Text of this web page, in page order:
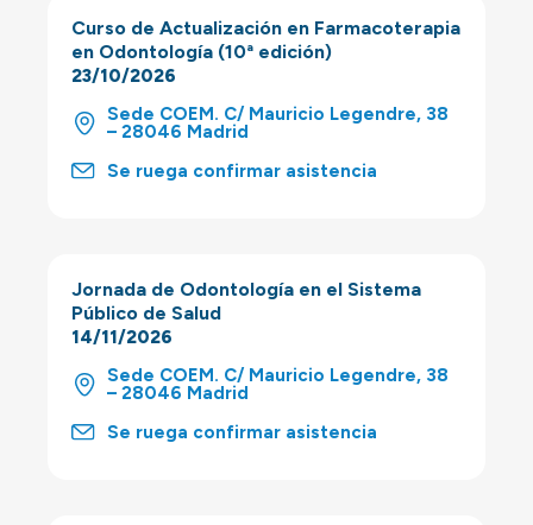
Curso de Actualización en Farmacoterapia
en Odontología (10ª edición)
23/10/2026
Sede COEM. C/ Mauricio Legendre, 38
– 28046 Madrid
Se ruega confirmar asistencia
Jornada de Odontología en el Sistema
Público de Salud
14/11/2026
Sede COEM. C/ Mauricio Legendre, 38
– 28046 Madrid
Se ruega confirmar asistencia